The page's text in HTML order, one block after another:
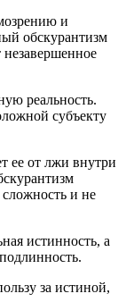
и
обскурантизм
незавершенное
реальность.
субъекту
ее от лжи внутри
и не
истинность, а
за истиной,